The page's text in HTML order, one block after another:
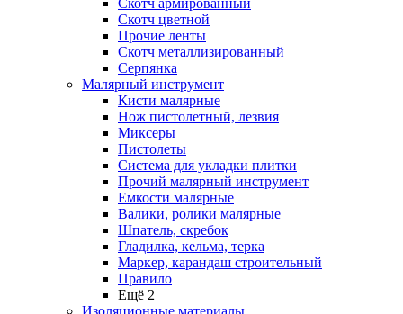
Скотч армированный
Скотч цветной
Прочие ленты
Скотч металлизированный
Серпянка
Малярный инструмент
Кисти малярные
Нож пистолетный, лезвия
Миксеры
Пистолеты
Система для укладки плитки
Прочий малярный инструмент
Емкости малярные
Валики, ролики малярные
Шпатель, скребок
Гладилка, кельма, терка
Маркер, карандаш строительный
Правило
Ещё 2
Изоляционные материалы